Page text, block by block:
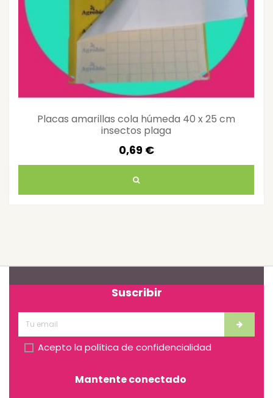
Placas amarillas cola húmeda 40 x 25 cm
insectos plaga
0,69 €
Suscribir
Acepto la política de confidencialidad
Mantente conectado